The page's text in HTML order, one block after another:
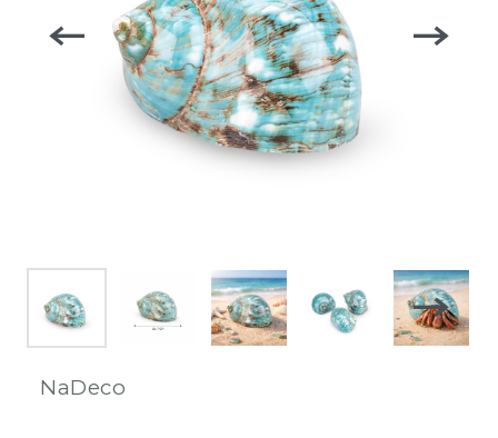
NaDeco